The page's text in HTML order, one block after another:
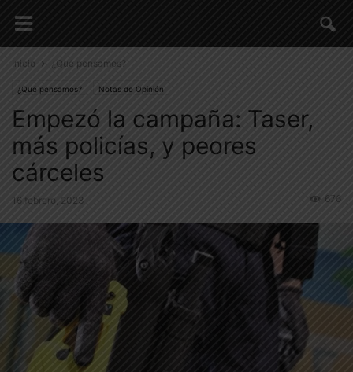
Inicio ¿Qué pensamos?
¿Qué pensamos? Notas de Opinión
Empezó la campaña: Taser,
más policías, y peores
cárceles
16 febrero, 2023 676